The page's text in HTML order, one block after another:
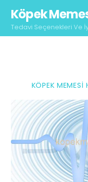
content
Köpek
Tedavi Seçenekleri Ve
KÖPEK